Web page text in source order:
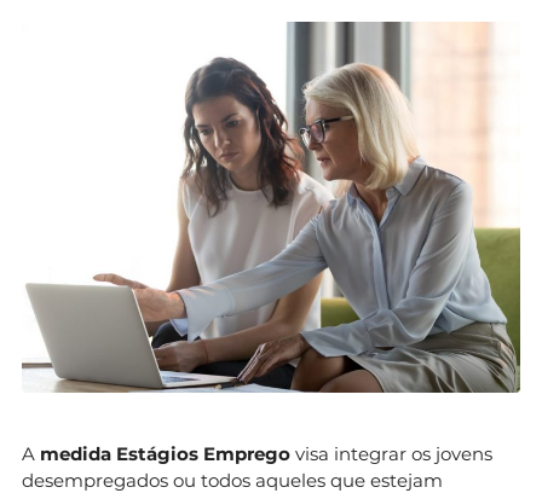
A medida Estágios Emprego visa integrar os jovens
desempregados ou todos aqueles que estejam